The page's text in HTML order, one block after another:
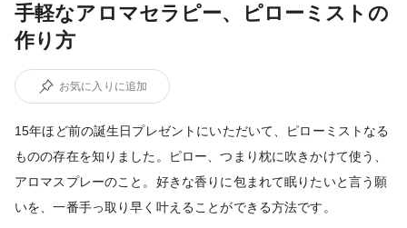
手軽なアロマセラピー、ピローミストの
作り方
お気に入りに追加
15年ほど前の誕生日プレゼントにいただいて、ピローミストなる
ものの存在を知りました。ピロー、つまり枕に吹きかけて使う、
アロマスプレーのこと。好きな香りに包まれて眠りたいと言う願
いを、一番手っ取り早く叶えることができる方法です。